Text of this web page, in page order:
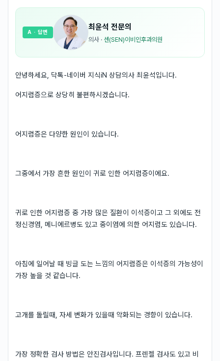
최윤석 전문의
의사 · 센(SEN)이비인후과의원
A · 답변
안녕하세요, 닥톡-네이버 지식iN 상담의사 최윤석입니다.
어지럼증으로 상당히 불편하시겠습니다.
어지럼증은 다양한 원인이 있습니다.
그중에서 가장 흔한 원인이 귀로 인한 어지럼증이에요.
귀로 인한 어지럼증 중 가장 많은 질환이 이석증이고 그 외에도 전
정신경염, 메니에르병도 있고 중이염에 의한 어지럼도 있습니다.
아침에 일어날 때 빙글 도는 느낌의 어지럼증은 이석증의 가능성이
가장 높을 것 같습니다.
고개를 돌릴때, 자세 변화가 있을때 악화되는 경향이 있습니다.
가장 정확한 검사 방법은 안진검사입니다. 프렌젤 검사도 있고 비